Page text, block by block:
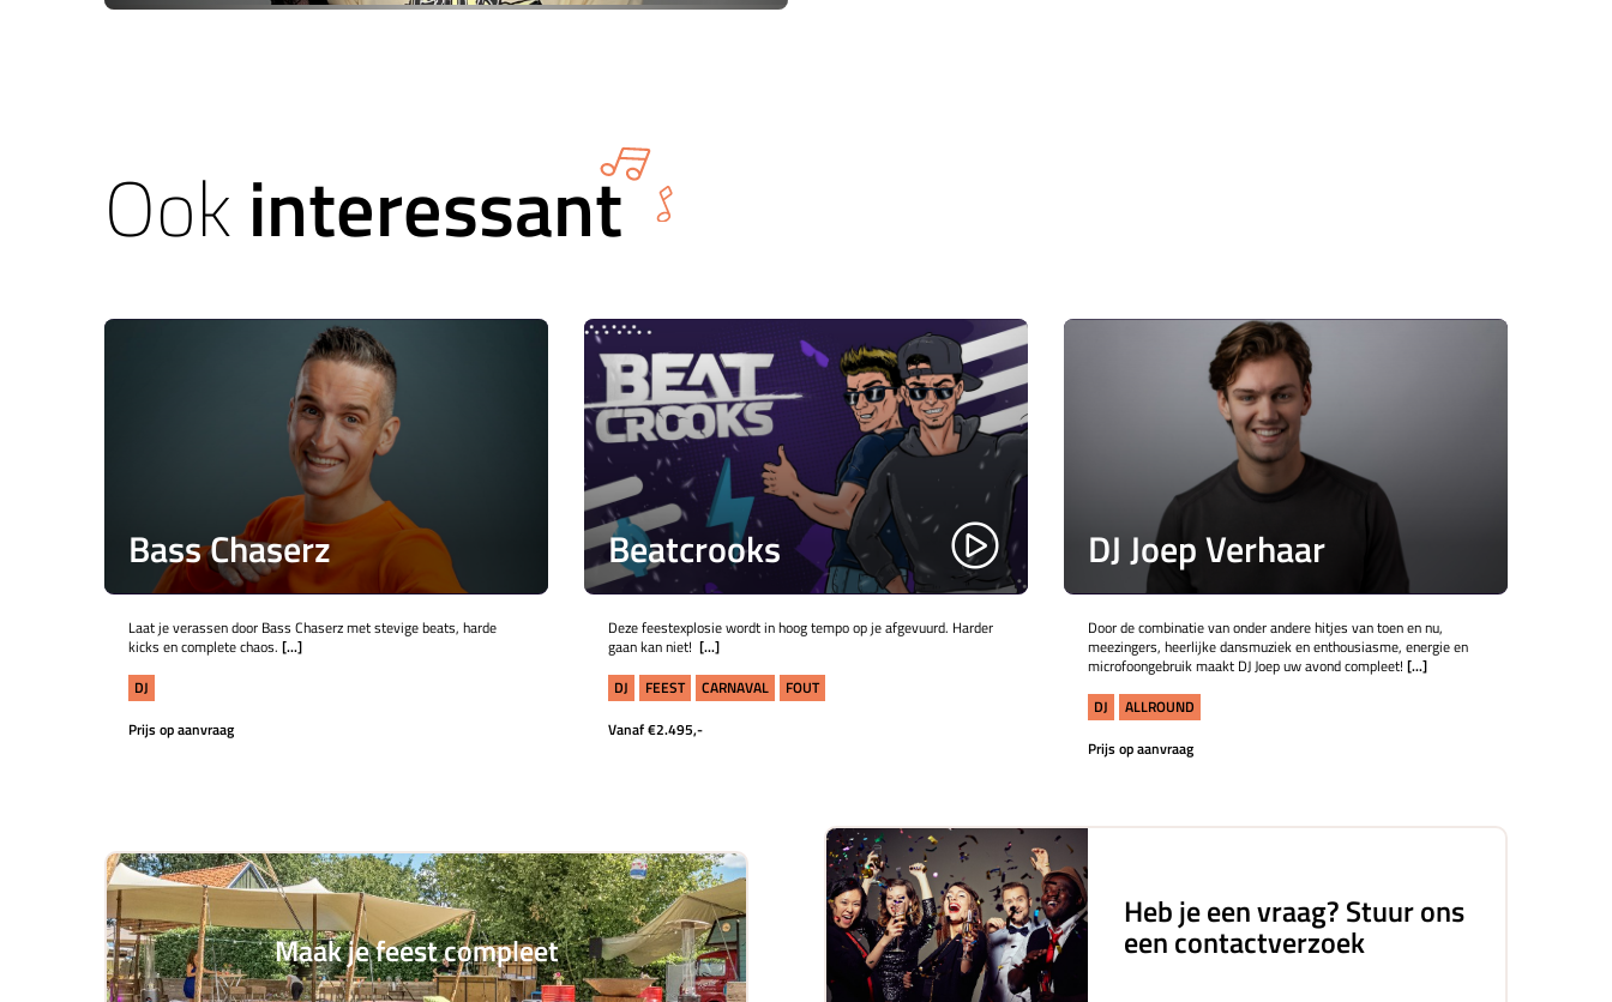
Ookinteressant
Bass Chaserz
Laat je verassen door Bass Chaserz met stevige beats, harde
kicks en complete chaos. [...]
DJ
Prijs op aanvraag
Beatcrooks
Deze feestexplosie wordt in hoog tempo op je afgevuurd. Harder
gaan kan niet! [...]
DJ
FEEST CARNAVAL
FOUT
Vanaf €2.495,-
DJ Joep Verhaar
Door de combinatie van onder andere hitjes van toen en nu,
meezingers, heerlijke dansmuziek en enthousiasme, energie en
microfoongebruik maakt DJ Joep uw avond compleet! [...]
DJ
ALLROUND
Prijs op aanvraag
Maak je feest compleet
Heb je een vraag? Stuur ons
een contactverzoek